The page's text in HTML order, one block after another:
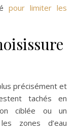
pour limiter les
précisément et
tachés en
ciblée ou un
zones d’eau